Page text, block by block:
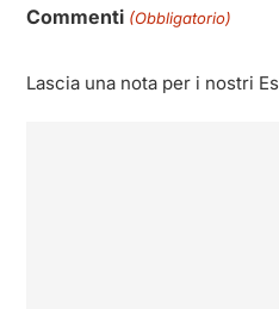
Commenti (Obbligatorio)
Lascia una nota per i nostri